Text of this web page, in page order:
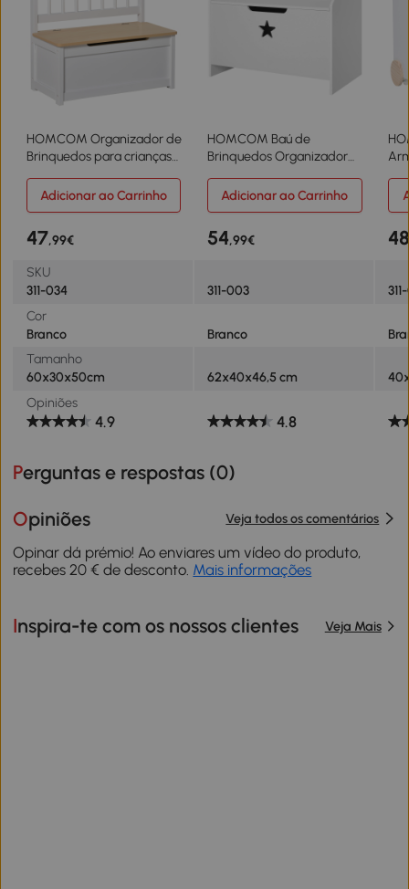
HOMCOM Organizador de
Brinquedos para crianças
Armazenamento Infantil
de Madeira de Pinho com
e Encosto Alto para Sala
60x30x50cm Banco
HOMCOM Baú de
Brinquedos Organizador
Desenho de Segurança
Amplo Espaço
Adicionar ao Carrinho Adicionar ao Carrinho
47,99€ 54,99€
SKU
311-034
311-003
Cor
Branco
Branco
Tamanho
60x30x50cm
62x40x46,5 cm
Opiniões
4.9 4.8
Perguntas e respostas (0)
Opiniões Veja todos os comentários
Opinar dá prémio! Ao enviares um vídeo do produto,
recebes 20 € de desconto. Mais informações
Inspira-te com os nossos clientes Veja Mais